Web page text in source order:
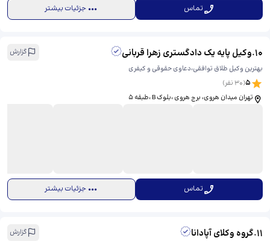
تماس جزئیات بیشتر
10
.وکیل پایه یک دادگستری زهرا قربانی
گزارش
بهترین وکیل طلاق توافقی،دعاوی حقوقی و کیفری
5
(
30نفر)
تهران میدان هروی، ​برج هروی ،بلوک B ،طبقه ۵
تماس جزئیات بیشتر
11
.گروه وکلای آپادانا
گزارش